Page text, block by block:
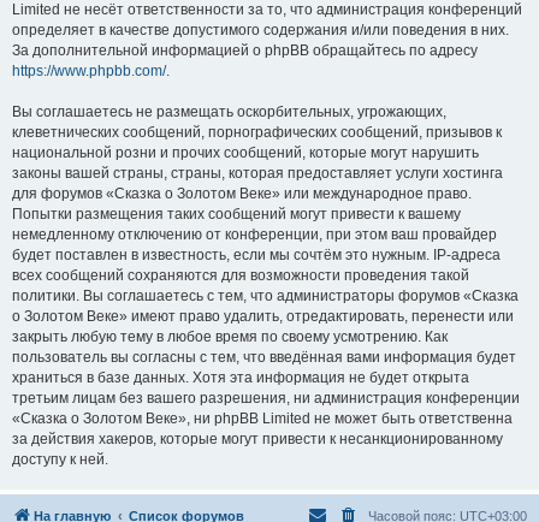
Limited не несёт ответственности за то, что администрация конференций
определяет в качестве допустимого содержания и/или поведения в них.
За дополнительной информацией о phpBB обращайтесь по адресу
https://www.phpbb.com/.
Вы соглашаетесь не размещать оскорбительных, угрожающих,
клеветнических сообщений, порнографических сообщений, призывов к
национальной розни и прочих сообщений, которые могут нарушить
законы вашей страны, страны, которая предоставляет услуги хостинга
для форумов «Сказка о Золотом Веке» или международное право.
Попытки размещения таких сообщений могут привести к вашему
немедленному отключению от конференции, при этом ваш провайдер
будет поставлен в известность, если мы сочтём это нужным. IP-адреса
всех сообщений сохраняются для возможности проведения такой
политики. Вы соглашаетесь с тем, что администраторы форумов «Сказка
о Золотом Веке» имеют право удалить, отредактировать, перенести или
закрыть любую тему в любое время по своему усмотрению. Как
пользователь вы согласны с тем, что введённая вами информация будет
храниться в базе данных. Хотя эта информация не будет открыта
третьим лицам без вашего разрешения, ни администрация конференции
«Сказка о Золотом Веке», ни phpBB Limited не может быть ответственна
за действия хакеров, которые могут привести к несанкционированному
доступу к ней.
На главную Список форумов Часовой пояс: UTC+03:00